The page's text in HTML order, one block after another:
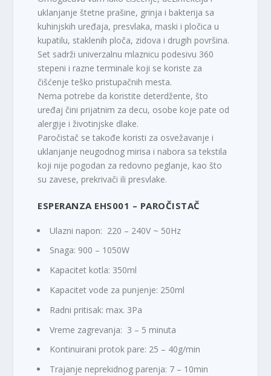
uklanjanje štetne prašine, grinja i bakterija sa
kuhinjskih uređaja, presvlaka, maski i pločica u
kupatilu, staklenih ploča, zidova i drugih površina.
Set sadrži univerzalnu mlaznicu podesivu 360
stepeni i razne terminale koji se koriste za
čišćenje teško pristupačnih mesta.
Nema potrebe da koristite deterdžente, što
uređaj čini prijatnim za decu, osobe koje pate od
alergije i životinjske dlake.
Paročistač se takođe koristi za osvežavanje i
uklanjanje neugodnog mirisa i nabora sa tekstila
koji nije pogodan za redovno peglanje, kao što
su zavese, prekrivači ili presvlake.
ESPERANZA EHS001 – PAROČISTAČ
Ulazni napon: 220 – 240V ~ 50Hz
Snaga: 900 – 1050W
Kapacitet kotla: 350ml
Kapacitet vode za punjenje: 250ml
Radni pritisak: max. 3Pa
Vreme zagrevanja: 3 – 5 minuta
Kontinuirani protok pare: 25 – 40g/min
Trajanje neprekidnog parenja: 7 – 10min